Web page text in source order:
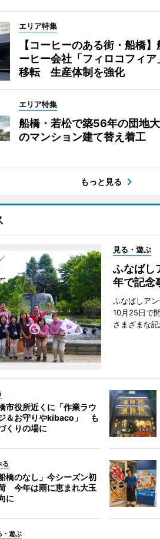
エリア特集
【コーヒーのある街・船橋
ーヒー会社「フィロコフィ
移転 生産体制を強化
エリア特集
船橋・若松で築56年の団地
のマンション建て替え着工
もっと見る
見る・遊ぶ
ふなばし
年で記
ふなばしア
10月25日で
さまざまな記
市役所近くに「作業ラウ
＆お守りやkibaco」 も
くりの場に
る
船橋のなし」今シーズン初
今年は雨に恵まれ大玉
に
・遊ぶ